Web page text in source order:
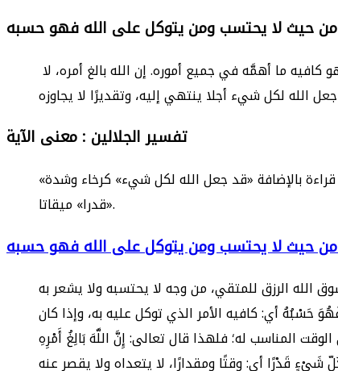
من حيث لا يحتسب ومن يتوكل على الله فهو حسبه
تفسير الجلالين : معنى الآية
«ويرزقه من حيث لا يحتسب» يخطر بباله «ومن يتوكل على الله» في أموره «فهو حسبه» كافية «إن الله بالغٌ أمرَه» مراده وفي قراءة بالإضافة «قد جعل الله لكل شيء» كرخاء وشدة
«قدرا» ميقاتا.
من حيث لا يحتسب ومن يتوكل على الله فهو حسبه
أي: كافيه الأمر الذي توكل عليه به، وإذا كان
المناسب له؛ فلهذا قال تعالى: إِنَّ اللَّهَ بَالِغُ أَمْرِهِ